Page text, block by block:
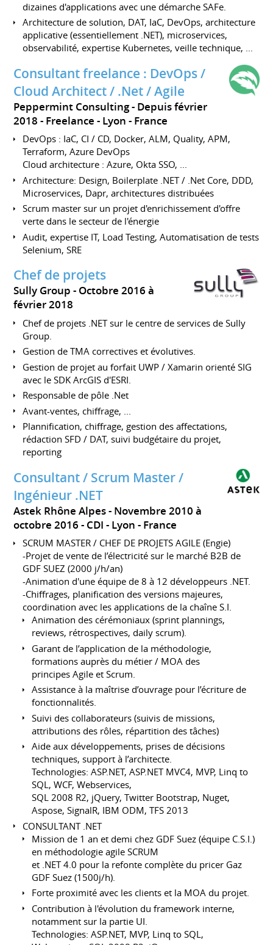
dizaines d'applications avec une démarche SAFe.
Architecture de solution, DAT, IaC, DevOps, architecture
applicative (essentiellement .NET), microservices,
observabilité, expertise Kubernetes, veille technique, ...
Consultant freelance : DevOps /
Cloud Architect / .Net / Agile
Peppermint Consulting
Depuis février
2018 Freelance Lyon France
DevOps : IaC, CI / CD, Docker, ALM, Quality, APM,
Terraform, Azure DevOps
Cloud architecture : Azure, Okta SSO, ...
Architecture: Design, Boilerplate .NET / .Net Core, DDD,
Microservices, Dapr, architectures distribuées
Scrum master sur un projet d'enrichissement d'offre
verte dans le secteur de l'énergie
Audit, expertise IT, Load Testing, Automatisation de tests
Selenium, SRE
Chef de projets
Sully Group
Octobre 2016 à
février 2018
Chef de projets .NET sur le centre de services de Sully
Group.
Gestion de TMA correctives et évolutives.
Gestion de projet au forfait UWP / Xamarin orienté SIG
avec le SDK ArcGIS d'ESRI.
Responsable de pôle .Net
Avant-ventes, chiffrage, ...
Plannification, chiffrage, gestion des affectations,
rédaction SFD / DAT, suivi budgétaire du projet,
reporting
Consultant / Scrum Master /
Ingénieur .NET
Astek Rhône Alpes
Novembre 2010 à
octobre 2016 CDI Lyon France
SCRUM MASTER / CHEF DE PROJETS AGILE (Engie)
-Projet de vente de l’électricité sur le marché B2B de
GDF SUEZ (2000 j/h/an)
-Animation d'une équipe de 8 à 12 développeurs .NET.
-Chiffrages, planification des versions majeures,
coordination avec les applications de la chaîne S.I.
Animation des cérémoniaux (sprint plannings,
reviews, rétrospectives, daily scrum).
Garant de l’application de la méthodologie,
formations auprès du métier / MOA des
principes Agile et Scrum.
Assistance à la maîtrise d’ouvrage pour l’écriture de
fonctionnalités.
Suivi des collaborateurs (suivis de missions,
attributions des rôles, répartition des tâches)
Aide aux développements, prises de décisions
techniques, support à l’architecte.
Technologies: ASP.NET, ASP.NET MVC4, MVP, Linq to
SQL, WCF, Webservices,
SQL 2008 R2, jQuery, Twitter Bootstrap, Nuget,
Aspose, SignalR, IBM ODM, TFS 2013
CONSULTANT .NET
Mission de 1 an et demi chez GDF Suez (équipe C.S.I.)
en méthodologie agile SCRUM
et .NET 4.0 pour la refonte complète du pricer Gaz
GDF Suez (1500j/h).
Forte proximité avec les clients et la MOA du projet.
Contribution à l'évolution du framework interne,
notamment sur la partie UI.
Technologies: ASP.NET, MVP, Linq to SQL,